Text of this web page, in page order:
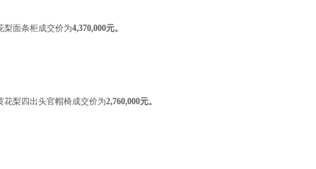
梨面条柜成交价为4,370,000元。
花梨四出头官帽椅成交价为2,760,000元。